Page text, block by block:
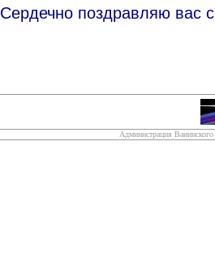
Сердечно поздравляю вас
Администрация